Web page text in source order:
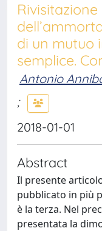
di un mutuo
semplice.
Antonio
;
2018-01-01
Abstract
Il presente
pubblicato in più
è la terza. Nel
presentata la